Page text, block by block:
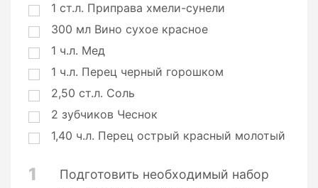
1 ст.л. Приправа хмели-сунели
300 мл Вино сухое красное
1 ч.л. Мед
1 ч.л. Перец черный горошком
2,50 ст.л. Соль
2 зубчиков Чеснок
1,40 ч.л. Перец острый красный молотый
1
Подготовить необходимый набор